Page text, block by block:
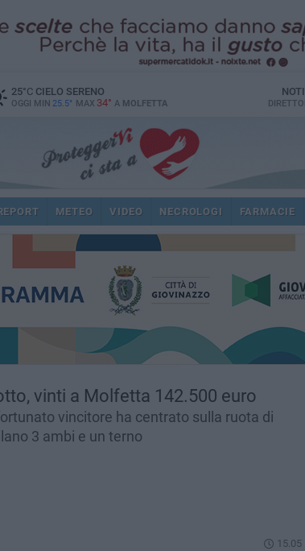
25°CCIELO SERENO
OGGI MIN 25.5° MAX 34° A MOLFETTA
METEO VIDEO NECROLOGI FARMACIE
vinti a Molfetta 142.500 euro
vincitore ha centrato sulla ruota di
3 ambi e un terno
15.05